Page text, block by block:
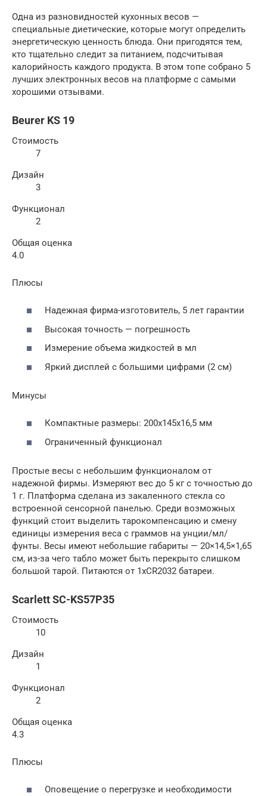
Одна из разновидностей кухонных весов —
специальные диетические, которые могут определить
энергетическую ценность блюда. Они пригодятся тем,
кто тщательно следит за питанием, подсчитывая
калорийность каждого продукта. В этом топе собрано 5
лучших электронных весов на платформе с самыми
хорошими отзывами.
Beurer KS 19
Стоимость
7
Дизайн
3
Функционал
2
Общая оценка
4.0
Плюсы
Надежная фирма-изготовитель, 5 лет гарантии
Высокая точность — погрешность
Измерение объема жидкостей в мл
Яркий дисплей с большими цифрами (2 см)
Минусы
Компактные размеры: 200x145x16,5 мм
Ограниченный функционал
Простые весы с небольшим функционалом от
надежной фирмы. Измеряют вес до 5 кг с точностью до
1 г. Платформа сделана из закаленного стекла со
встроенной сенсорной панелью. Среди возможных
функций стоит выделить тарокомпенсацию и смену
единицы измерения веса с граммов на унции/мл/
фунты. Весы имеют небольшие габариты — 20×14,5×1,65
см, из-за чего табло может быть перекрыто слишком
большой тарой. Питаются от 1xCR2032 батареи.
Scarlett SC-KS57P35
Стоимость
10
Дизайн
1
Функционал
2
Общая оценка
4.3
Плюсы
Оповещение о перегрузке и необходимости